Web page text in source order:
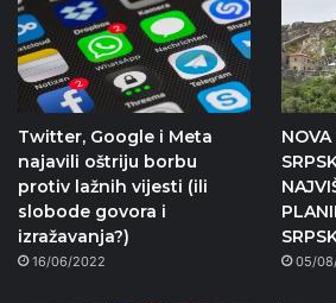
Twitter, Google i Meta
najavili oštriju borbu
protiv lažnih vijesti (ili
slobode govora i
izražavanja?)
16/06/2022 05/